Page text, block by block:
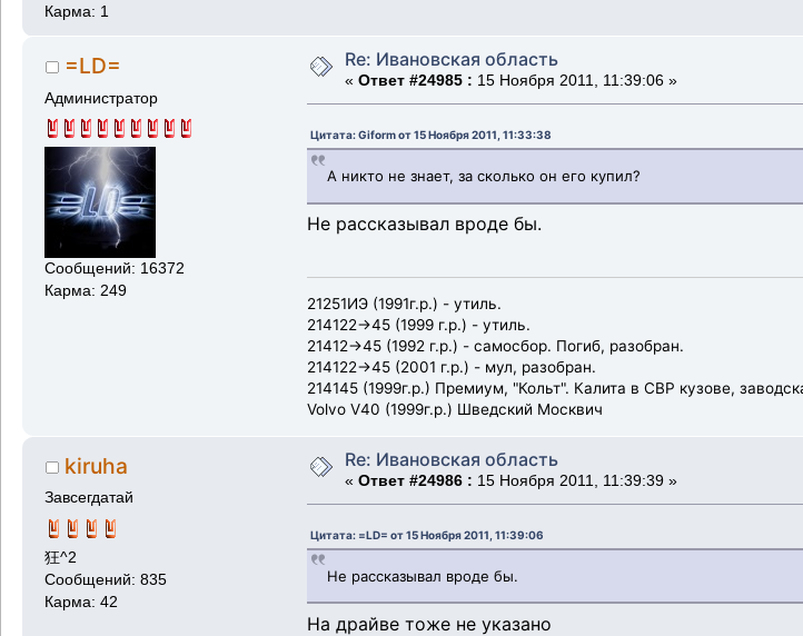
Карма: 1
=LD=
Администратор
Сообщений: 16372
Карма: 249
Re: Ивановская область
« Ответ #24985 : 15 Ноября 2011, 11:39:06 »
Цитата: Giform от 15 Ноября 2011, 11:33:38
А никто не знает, за сколько он его купил?
Не рассказывал вроде бы.
21251ИЭ (1991г.р.) - утиль.
214122->45 (1999 г.р.) - утиль.
21412->45 (1992 г.р.) - самосбор. Погиб, разобран.
214122->45 (2001 г.р.) - мул, разобран.
214145 (1999г.р.) Премиум, "Кольт". Калита в СВР кузове,
Volvo V40 (1999г.р.) Шведский Москвич
kiruha
Завсегдатай
狂^2
Сообщений: 835
Карма: 42
Re: Ивановская область
« Ответ #24986 : 15 Ноября 2011, 11:39:39 »
Цитата: =LD= от 15 Ноября 2011, 11:39:06
Не рассказывал вроде бы.
На драйве тоже не указано